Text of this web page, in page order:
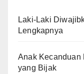
Laki-Laki
Lengkapnya
Anak Kecanduan
yang Bijak